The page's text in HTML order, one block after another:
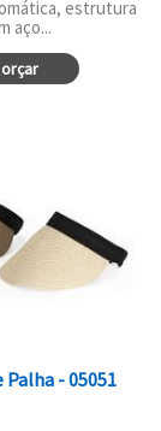
estrutura
aço...
orçar
Palha - 05051